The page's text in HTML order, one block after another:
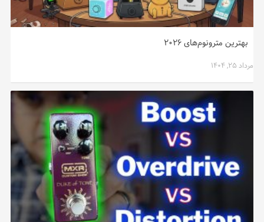
بهترین مترونوم‌های ۲۰۲۶
مرداد ۲۵, ۱۴۰۴